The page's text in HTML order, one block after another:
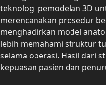
teknologi pemodelan 3D
merencanakan prosedur
menghadirkan model
lebih memahami struktur
selama operasi. Hasil dari
kepuasan pasien dan